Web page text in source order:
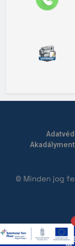
© Minden jog